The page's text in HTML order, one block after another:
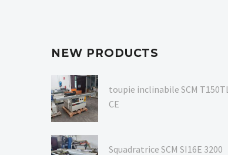
NEW PRODUCTS
toupie inclinabile SCM T150TL
CE
Squadratrice SCM SI16E 3200